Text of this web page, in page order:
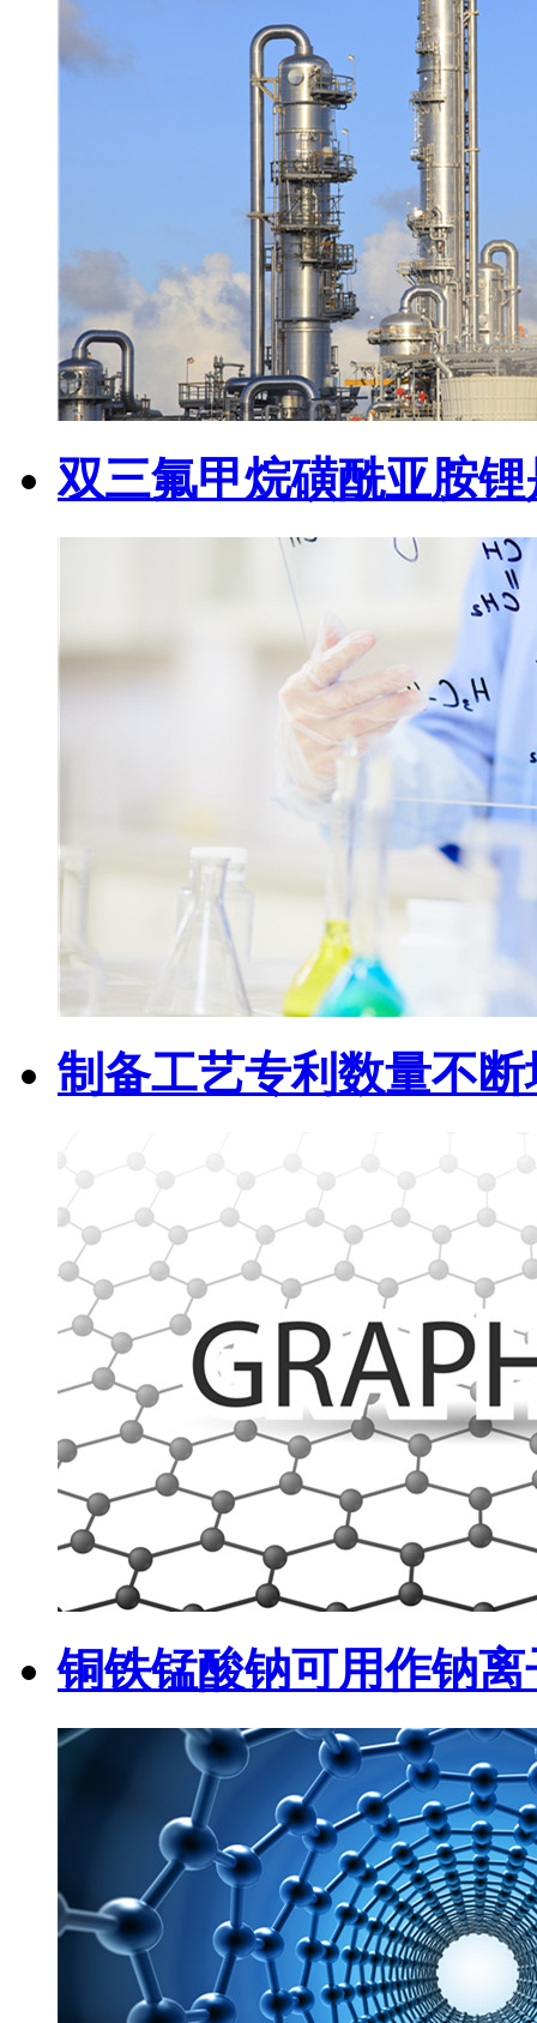
双三氟甲烷磺酰亚胺
制备工艺专利数量不
铜铁锰酸钠可用作钠